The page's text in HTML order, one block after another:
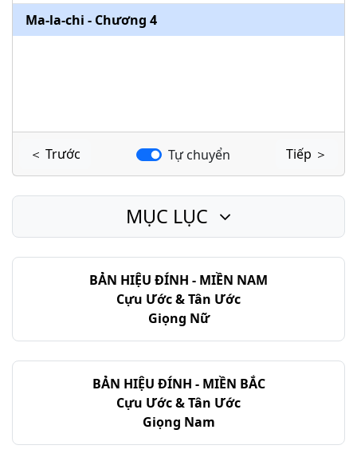
Ma-la-chi - Chương 4
＜ Trước Tự chuyển Tiếp ＞
BẢN HIỆU ĐÍNH - MIỀN NAM
Cựu Ước & Tân Ước
Giọng Nữ
BẢN HIỆU ĐÍNH - MIỀN BẮC
Cựu Ước & Tân Ước
Giọng Nam
MỤC LỤC